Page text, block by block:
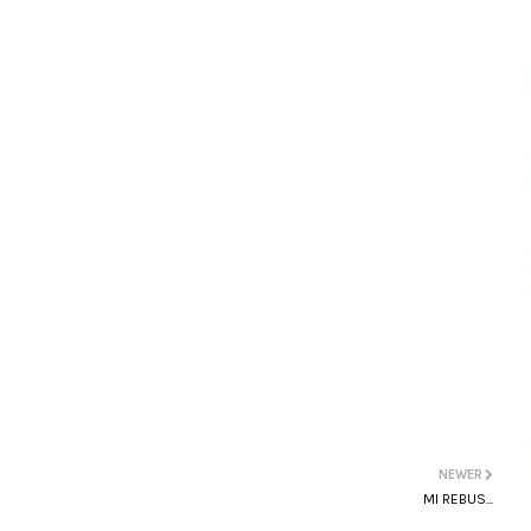
NEWER
MI REBUS...